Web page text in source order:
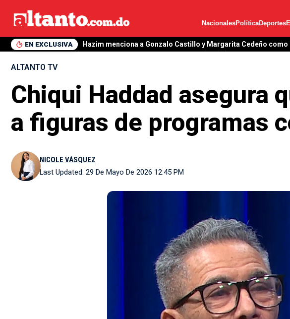
NacionalesPolíticaDeportes
EN EXCLUSIVA Hazim menciona a Gonzalo Castillo y Margarita Cedeño
ALTANTO TV
Chiqui Haddad asegura
a figuras de programas
Last Updated: 29 De Mayo De 2026 12:45 PM
NICOLE VÁSQUEZ